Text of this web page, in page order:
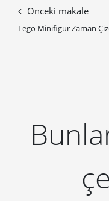
Önceki makale
Lego Minifigür Zaman